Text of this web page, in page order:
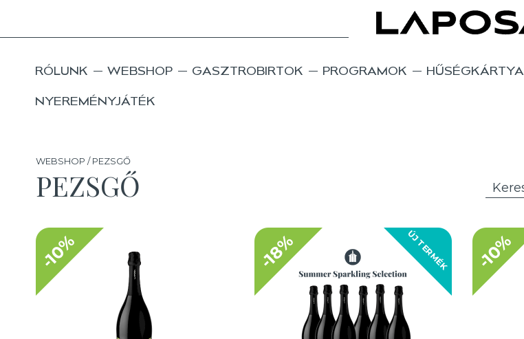
RÓLUNK WEBSHOP GASZTROBIRTOK PROGRAMOK HŰSÉGKÁRTYA
NYEREMÉNYJÁTÉK
WEBSHOP / PEZSGŐ
PEZSGŐ
-10% ÚJ TERMÉK
-18% -10%